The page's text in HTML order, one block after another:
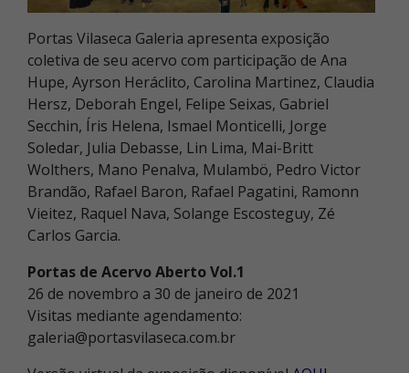
Portas Vilaseca Galeria apresenta exposição
coletiva de seu acervo com participação de Ana
Hupe, Ayrson Heráclito, Carolina Martinez, Claudia
Hersz, Deborah Engel, Felipe Seixas, Gabriel
Secchin, Íris Helena, Ismael Monticelli, Jorge
Soledar, Julia Debasse, Lin Lima, Mai-Britt
Wolthers, Mano Penalva, Mulambö, Pedro Victor
Brandão, Rafael Baron, Rafael Pagatini, Ramonn
Vieitez, Raquel Nava, Solange Escosteguy, Zé
Carlos Garcia.
Portas de Acervo Aberto Vol.1
26 de novembro a 30 de janeiro de 2021
Visitas mediante agendamento:
galeria@portasvilaseca.com.br